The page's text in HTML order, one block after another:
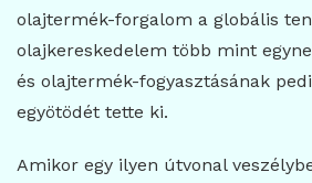
olajtermék-forgalom a globális
olajkereskedelem több mint
és olajtermék-fogyasztásának
egyötödét tette ki.
Amikor egy ilyen útvonal